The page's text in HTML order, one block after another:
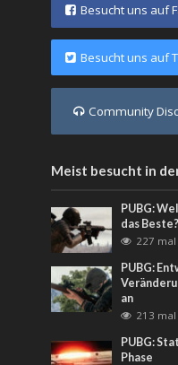
Besucht uns auf
Besucht uns auf
Community
Meist besucht in
PUBG:
das Beste?
227
PUBG:
an
213
PUBG:
Phase